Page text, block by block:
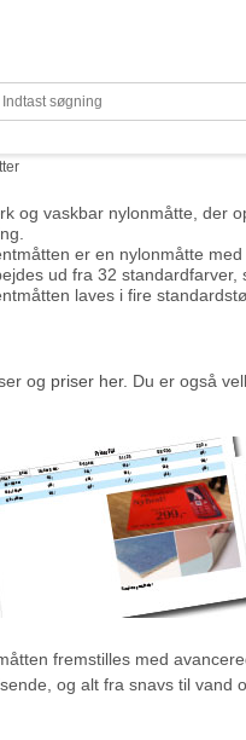
og vaskbar nylonmåtte, der
er en nylonmåtte
ud fra 32
laves i fire
og priser her. Du er også
fremstilles med
og alt fra snavs til vand